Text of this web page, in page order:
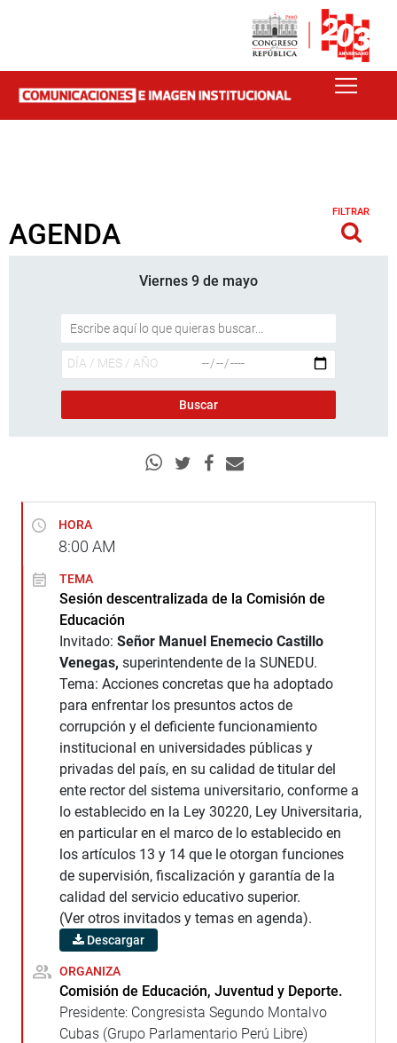
AGENDA
FILTRAR
Viernes 9 de mayo
HORA
8:00 AM
TEMA
Sesión descentralizada de la Comisión de
Educación
Invitado: Señor Manuel Enemecio Castillo
Venegas, superintendente de la SUNEDU.
Tema: Acciones concretas que ha adoptado
para enfrentar los presuntos actos de
corrupción y el deficiente funcionamiento
institucional en universidades públicas y
privadas del país, en su calidad de titular del
ente rector del sistema universitario, conforme a
lo establecido en la Ley 30220, Ley Universitaria,
en particular en el marco de lo establecido en
los artículos 13 y 14 que le otorgan funciones
de supervisión, fiscalización y garantía de la
calidad del servicio educativo superior.
(Ver otros invitados y temas en agenda).
Descargar
ORGANIZA
Comisión de Educación, Juventud y Deporte.
Presidente: Congresista Segundo Montalvo
Cubas (Grupo Parlamentario Perú Libre)